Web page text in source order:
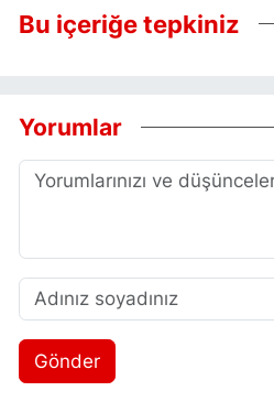
Bu içeriğe tepkiniz
Yorumlar
Gönder